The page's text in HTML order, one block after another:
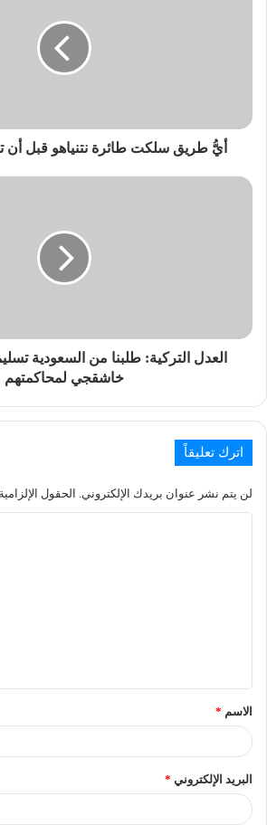
أيُّ طريق سلكت طائرة نتنياهو قبل
العدل التركية: طلبنا من السعودية
خاشقجي لمحاكمتهم
اترك تعليقاً
لن يتم نشر عنوان بريدك الإلكتروني. الحقول
الاسم *
البريد الإلكتروني *